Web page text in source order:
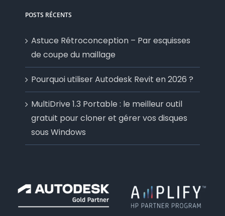
POSTS RÉCENTS
Astuce Rétroconception – Par esquisses
de coupe du maillage
Pourquoi utiliser Autodesk Revit en 2026 ?
MultiDrive 1.3 Portable : le meilleur outil
gratuit pour cloner et gérer vos disques
sous Windows